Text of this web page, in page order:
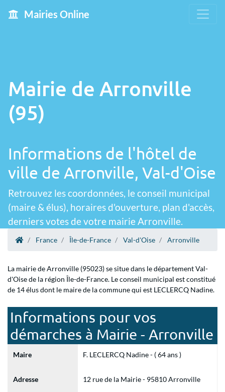
Mairies Online
Mairie de Arronville
(95)
Informations de l'hôtel de
ville de Arronville, Val-d'Oise
Retrouvez les coordonnées, le conseil municipal
(maire & élus), horaires d'ouverture, plan d'accès,
derniers votes de votre mairie Arronville.
France Île-de-France Val-d'Oise Arronville
La mairie de Arronville (95023) se situe dans le département Val-
d'Oise de la région Île-de-France. Le conseil municipal est constitué
de 14 élus dont le maire de la commune qui est LECLERCQ Nadine.
Informations pour vos
démarches à Mairie - Arronville
Maire F. LECLERCQ Nadine - ( 64 ans )
Adresse 12 rue de la Mairie - 95810 Arronville